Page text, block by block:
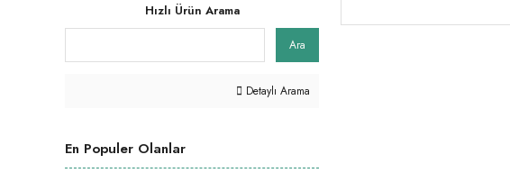
Hızlı Ürün Arama
Ara
Detaylı Arama
En Populer Olanlar